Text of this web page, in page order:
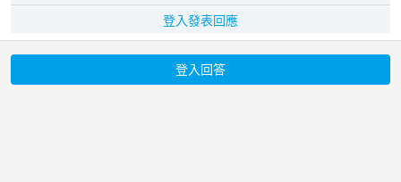
登入發表回應
登入回答